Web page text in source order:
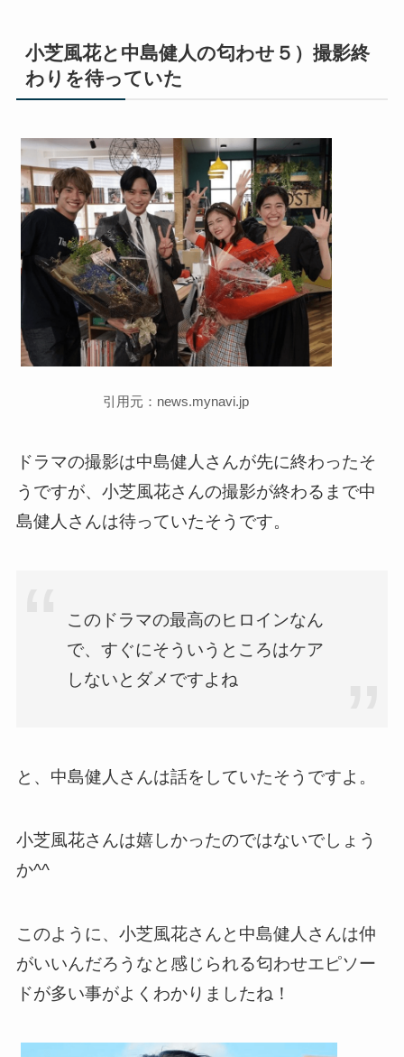
小芝風花と中島健人の匂わせ５）撮影終
わりを待っていた
引用元：news.mynavi.jp
ドラマの撮影は中島健人さんが先に終わったそ
うですが、小芝風花さんの撮影が終わるまで中
島健人さんは待っていたそうです。
このドラマの最高のヒロインなん
で、すぐにそういうところはケア
しないとダメですよね
と、中島健人さんは話をしていたそうですよ。
小芝風花さんは嬉しかったのではないでしょう
か^^
このように、小芝風花さんと中島健人さんは仲
がいいんだろうなと感じられる匂わせエピソー
ドが多い事がよくわかりましたね！